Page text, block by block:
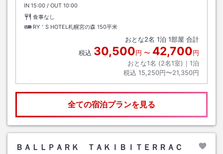
IN チェックイン
15:00 / OUT チェックアウト
10:00
食事なし
RY＇S HOTEL札幌宮の森 150平米
おとな2名 1泊 1部屋 合計
税込 30,500円 〜 42,700円
おとな1名 (2名1室)｜ 1泊
税込 15,250円〜21,350円
全ての宿泊プランを見る
ＢＡＬＬＰＡＲＫ ＴＡＫＩＢＩＴＥＲＲＡＣ